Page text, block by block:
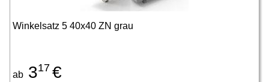
Winkelsatz 5 40x40 ZN grau
ab 317 €